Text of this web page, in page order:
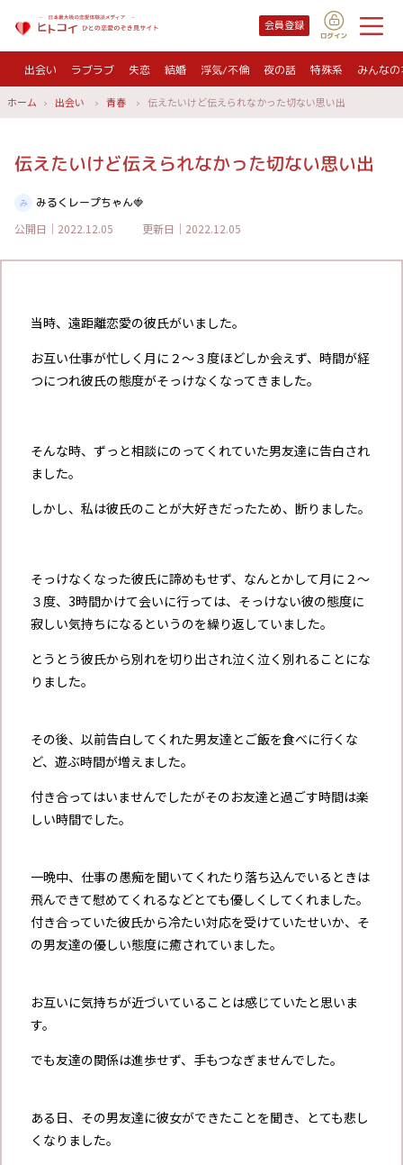
会員登録
出会い ラブラブ 失恋 結婚 浮気/不倫 夜の話 特殊系 みんな
ホーム 出会い 青春 伝えたいけど伝えられなかった切ない思い出
伝えたいけど伝えられなかった切ない思い出
みるくレープちゃん🍓
公開日｜2022.12.05
更新日｜2022.12.05
当時、遠距離恋愛の彼氏がいました。
お互い仕事が忙しく月に２～３度ほどしか会えず、時間が経
つにつれ彼氏の態度がそっけなくなってきました。
そんな時、ずっと相談にのってくれていた男友達に告白され
ました。
しかし、私は彼氏のことが大好きだったため、断りました。
そっけなくなった彼氏に諦めもせず、なんとかして月に２～
３度、3時間かけて会いに行っては、そっけない彼の態度に
寂しい気持ちになるというのを繰り返していました。
とうとう彼氏から別れを切り出され泣く泣く別れることにな
りました。
その後、以前告白してくれた男友達とご飯を食べに行くな
ど、遊ぶ時間が増えました。
付き合ってはいませんでしたがそのお友達と過ごす時間は楽
しい時間でした。
一晩中、仕事の愚痴を聞いてくれたり落ち込んでいるときは
飛んできて慰めてくれるなどとても優しくしてくれました。
付き合っていた彼氏から冷たい対応を受けていたせいか、そ
の男友達の優しい態度に癒されていました。
お互いに気持ちが近づいていることは感じていたと思いま
す。
でも友達の関係は進歩せず、手もつなぎませんでした。
ある日、その男友達に彼女ができたことを聞き、とても悲し
くなりました。